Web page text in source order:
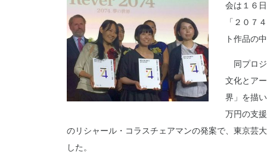
会は１６
「２０７
ト作品の
同プロジ
文化とア
界」を描
万円の支
のリシャール・コラスチェアマンの発案で、東京芸
した。